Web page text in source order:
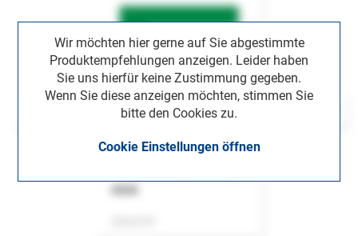
Wir möchten hier gerne auf Sie abgestimmte
Produktempfehlungen anzeigen. Leider haben
Sie uns hierfür keine Zustimmung gegeben.
Wenn Sie diese anzeigen möchten, stimmen Sie
bitte den Cookies zu.
Cookie Einstellungen öffnen